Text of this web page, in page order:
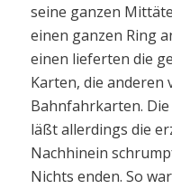
seine ganzen
einen ganzen Ring
einen lieferten die
Karten, die anderen
Bahnfahrkarten.
läßt allerdings die
Nachhinein
Nichts enden. So